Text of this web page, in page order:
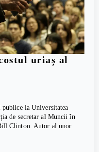
uriaș al
la Universitatea
de secretar al Muncii în
Clinton. Autor al unor